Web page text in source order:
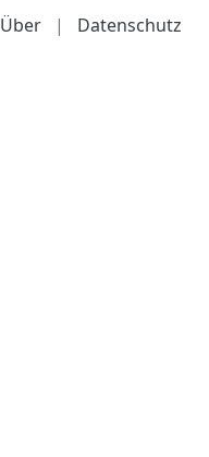
Über | Datenschutz